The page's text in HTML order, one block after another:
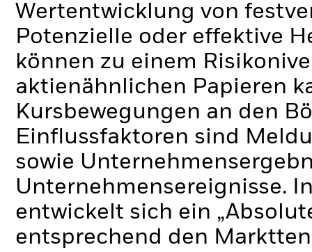
Wertentwicklung von
Potenzielle oder effektive
können zu einem
aktienähnlichen Papieren
Kursbewegungen an den
Einflussfaktoren sind
sowie
Unternehmensereignisse.
entwickelt sich ein
entsprechend den